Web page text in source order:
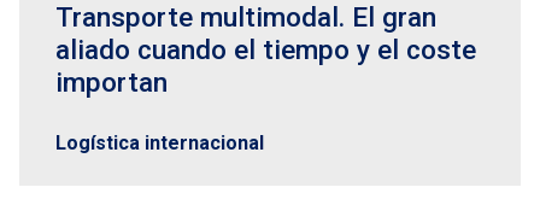
Transporte multimodal. El gran
aliado cuando el tiempo y el coste
importan
Logística internacional